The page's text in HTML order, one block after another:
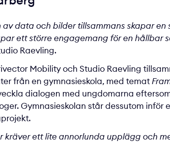
data och bilder tillsammans skapar en
ett större engagemang för en hållbar
Raevling.
Mobility och Studio Raevling
från en gymnasieskola, med temat
dialogen med ungdomarna
Gymnasieskolan står dessutom inför
kräver ett lite annorlunda upplägg och